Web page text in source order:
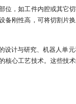
位，如工件内腔或其它
备刚性高，可将切割片
设计与研究、机器人单
核心工艺技术。这些技